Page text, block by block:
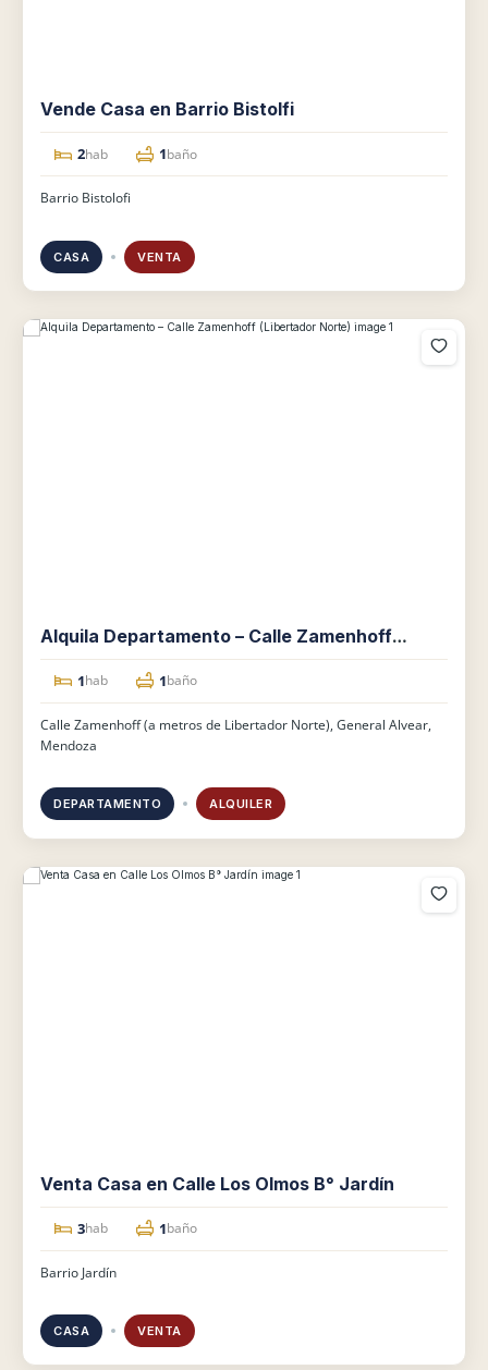
Vende Casa en Barrio Bistolfi
2hab 1baño
Barrio Bistolofi
CASA VENTA
Alquila Departamento – Calle Zamenhoff
(Libertador Norte)
1hab 1baño
Calle Zamenhoff (a metros de Libertador Norte), General Alvear,
Mendoza
DEPARTAMENTO ALQUILER
Venta Casa en Calle Los Olmos B° Jardín
3hab 1baño
Barrio Jardín
CASA VENTA